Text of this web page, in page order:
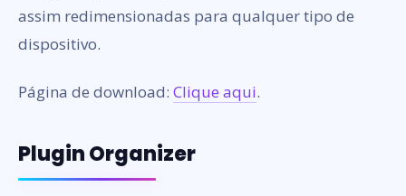
assim redimensionadas para qualquer tipo de
dispositivo.
Página de download: Clique aqui.
Plugin Organizer